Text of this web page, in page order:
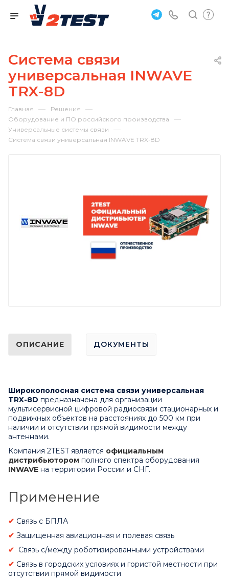
Система связи
универсальная INWAVE
TRX-8D
Главная — Решения —
Оборудование и ПО российского производства —
Универсальные системы связи —
Система связи универсальная INWAVE TRX-8D
ОПИСАНИЕ ДОКУМЕНТЫ
Широкополосная система связи универсальная
TRX-8D предназначена для организации
мультисервисной цифровой радиосвязи стационарных и
подвижных объектов на расстояниях до 500 км при
наличии и отсутствии прямой видимости между
антеннами.
Компания 2TEST является официальным
дистрибьютором полного спектра оборудования
INWAVE на территории России и СНГ.
Применение
✔ Связь с БПЛА
✔ Защищенная авиационная и полевая связь
✔ Связь с/между роботизированными устройствами
✔ Связь в городских условиях и гористой местности при
отсутствии прямой видимости